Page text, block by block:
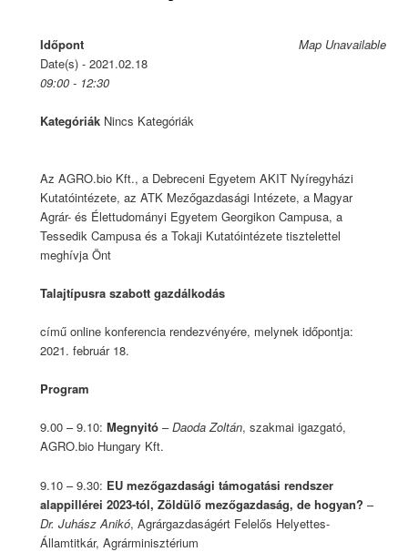
Map Unavailable
Időpont
Date(s) - 2021.02.18
09:00 - 12:30
Kategóriák Nincs Kategóriák
Az AGRO.bio Kft., a Debreceni Egyetem AKIT Nyíregyházi
Kutatóintézete, az ATK Mezőgazdasági Intézete, a Magyar
Agrár- és Élettudományi Egyetem Georgikon Campusa, a
Tessedik Campusa és a Tokaji Kutatóintézete tisztelettel
meghívja Önt
Talajtípusra szabott gazdálkodás
című online konferencia rendezvényére, melynek időpontja:
2021. február 18.
Program
9.00 – 9.10:Megnyitó –Daoda Zoltán, szakmai igazgató,
AGRO.bio Hungary Kft.
9.10 – 9.30: EU mezőgazdasági támogatási rendszer
alappillérei 2023-tól, Zöldülő mezőgazdaság, de hogyan? –
Dr. Juhász Anikó, Agrárgazdaságért Felelős Helyettes-
Államtitkár, Agrárminisztérium